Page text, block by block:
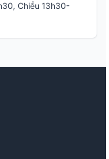
Chiều 13h30-